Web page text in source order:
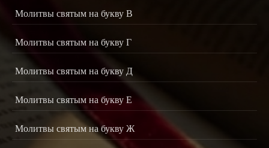
Молитвы святым на букву В
Молитвы святым на букву Г
Молитвы святым на букву Д
Молитвы святым на букву Е
Молитвы святым на букву Ж